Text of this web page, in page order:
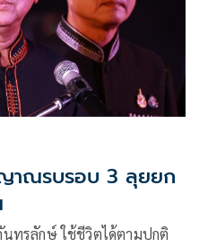
าณรบรอบ 3 ลุยยก
นทรลักษ์ ใช้ชีวิตได้ตามปกติ